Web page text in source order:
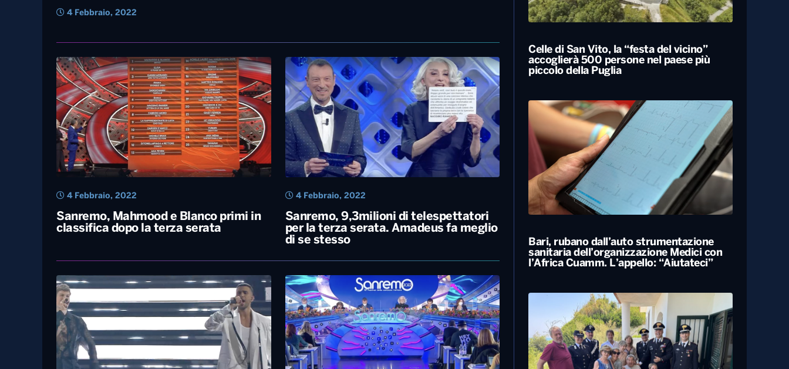
4 Febbraio, 2022
Sanremo, Mahmood e Blanco primi in
classifica dopo la terza serata
4 Febbraio, 2022
Sanremo, 9,3milioni di telespettatori
per la terza serata. Amadeus fa meglio
di se stesso
4 Febbraio, 2022
Celle di San Vito, la “festa del vicino”
accoglierà 500 persone nel paese più
piccolo della Puglia
Bari, rubano dall’auto strumentazione
sanitaria dell’organizzazione Medici con
l’Africa Cuamm. L’appello: “Aiutateci”